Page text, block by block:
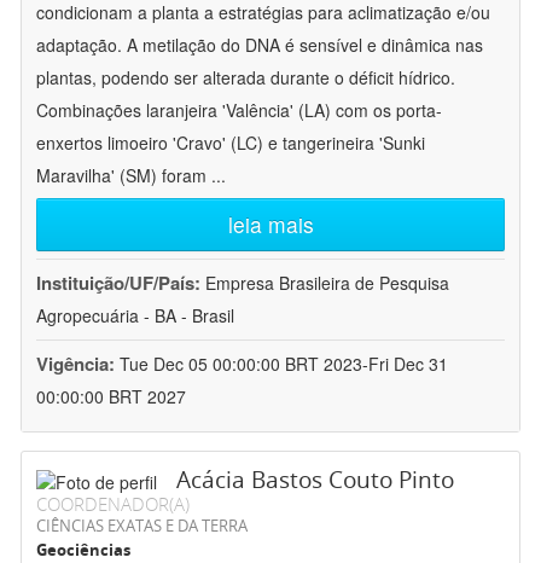
condicionam a planta a estratégias para aclimatização e/ou
adaptação. A metilação do DNA é sensível e dinâmica nas
plantas, podendo ser alterada durante o déficit hídrico.
Combinações laranjeira 'Valência' (LA) com os porta-
enxertos limoeiro 'Cravo' (LC) e tangerineira 'Sunki
Maravilha' (SM) foram ...
leia mais
Instituição/UF/País: Empresa Brasileira de Pesquisa
Agropecuária - BA - Brasil
Vigência: Tue Dec 05 00:00:00 BRT 2023-Fri Dec 31
00:00:00 BRT 2027
Acácia Bastos Couto Pinto
COORDENADOR(A)
CIÊNCIAS EXATAS E DA TERRA
Geociências